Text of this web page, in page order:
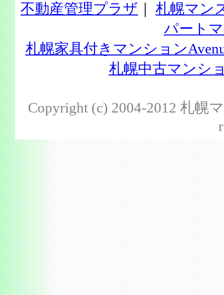
不動産管理プラザ ｜ 札幌マン
パート
札幌家具付きマンション
札幌中古マンシ
Copyright (c) 2004-2012 札幌